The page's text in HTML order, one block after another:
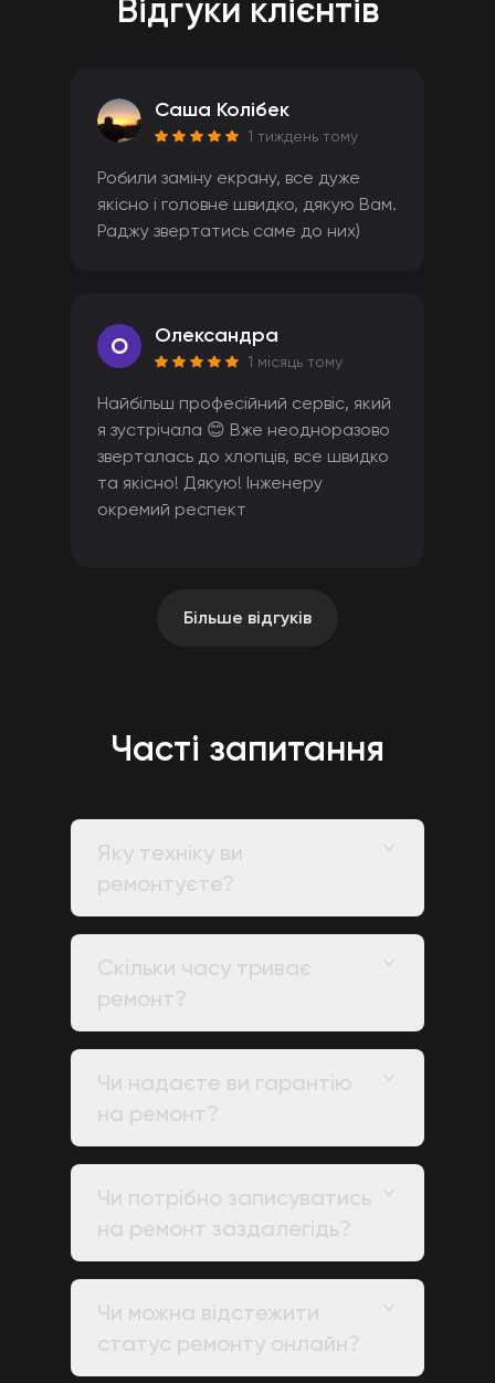
Відгуки клієнтів
Саша Колібек
1 тиждень тому
Робили заміну екрану, все дуже
якісно і головне швидко, дякую Вам.
Раджу звертатись саме до них)
O Олександра
1 місяць тому
Найбільш професійний сервіс, який
я зустрічала 😊 Вже неодноразово
зверталась до хлопців, все швидко
та якісно! Дякую! Інженеру
окремий респект
Більше відгуків
Часті запитання
Яку техніку ви
ремонтуєте?
Скільки часу триває
ремонт?
Чи надаєте ви гарантію
на ремонт?
Чи потрібно записуватись
на ремонт заздалегідь?
Чи можна відстежити
статус ремонту онлайн?